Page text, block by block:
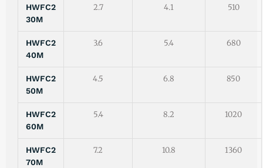
HWFC2
30M
2.7 4.1 510
HWFC2
40M
3.6 5.4 680
HWFC2
50M
4.5 6.8 850
HWFC2
60M
5.4 8.2 1020
HWFC2
70M
7.2 10.8 1360